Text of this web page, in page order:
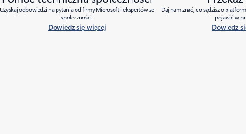
Uzyskaj odpowiedzi na pytania od firmy Microsoft i ekspertów ze
społeczności.
Dowiedz się więcej
Daj nam znać, co sądzisz o
pojawić w
Dowiedz